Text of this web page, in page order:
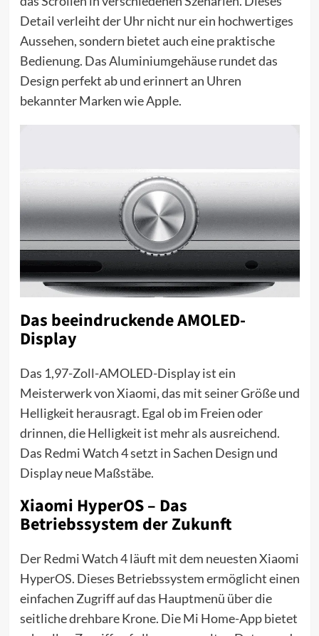
Detail verleiht der Uhr nicht nur ein hochwertiges
Aussehen, sondern bietet auch eine praktische
Bedienung. Das Aluminiumgehäuse rundet das
Design perfekt ab und erinnert an Uhren
bekannter Marken wie Apple.
Das beeindruckende AMOLED-
Display
Das 1,97-Zoll-AMOLED-Display ist ein
Meisterwerk von Xiaomi, das mit seiner Größe und
Helligkeit herausragt. Egal ob im Freien oder
drinnen, die Helligkeit ist mehr als ausreichend.
Das Redmi Watch 4 setzt in Sachen Design und
Display neue Maßstäbe.
Xiaomi HyperOS – Das
Betriebssystem der Zukunft
Der Redmi Watch 4 läuft mit dem neuesten Xiaomi
HyperOS. Dieses Betriebssystem ermöglicht einen
einfachen Zugriff auf das Hauptmenü über die
seitliche drehbare Krone. Die Mi Home-App bietet